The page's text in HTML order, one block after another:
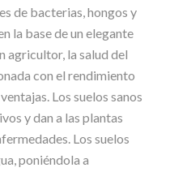
de bacterias,hongos y
la basedeun elegante
agricultor, la salud del
con el rendimiento
ventajas. Los suelos sanos
ydan a las plantas
Los suelos
poniéndola a